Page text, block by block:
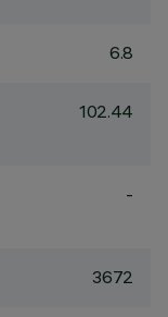
6.8
102.44
-
3672